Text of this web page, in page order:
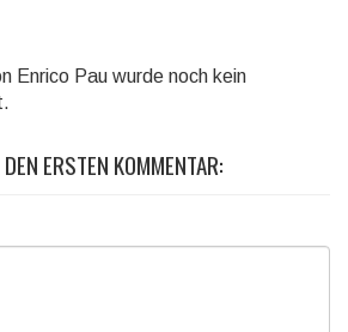
Enrico Pau wurde noch kein
ERSTEN KOMMENTAR: